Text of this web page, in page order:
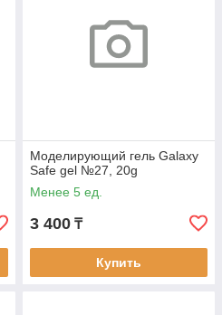
Моделирующий гель Galaxy
Safe gel №27, 20g
Менее 5 ед.
3 400 ₸
Купить